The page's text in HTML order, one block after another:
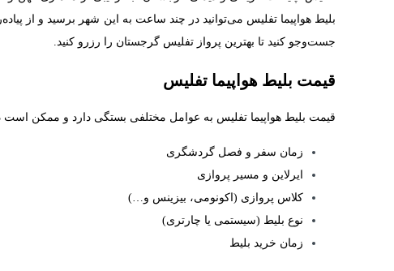
بلیط هواپیما تفلیس می‌توانید در چند ساعت به این شهر برسید و از
جست‌وجو کنید تا بهترین پرواز تفلیس گرجستان را رزرو کنید.
قیمت بلیط هواپیما تفلیس
قیمت بلیط هواپیما تفلیس به عوامل مختلفی بستگی دارد و ممکن است
زمان سفر و فصل گردشگری
ایرلاین و مسیر پروازی
کلاس پروازی (اکونومی، بیزینس و…)
نوع بلیط (سیستمی یا چارتری)
زمان خرید بلیط